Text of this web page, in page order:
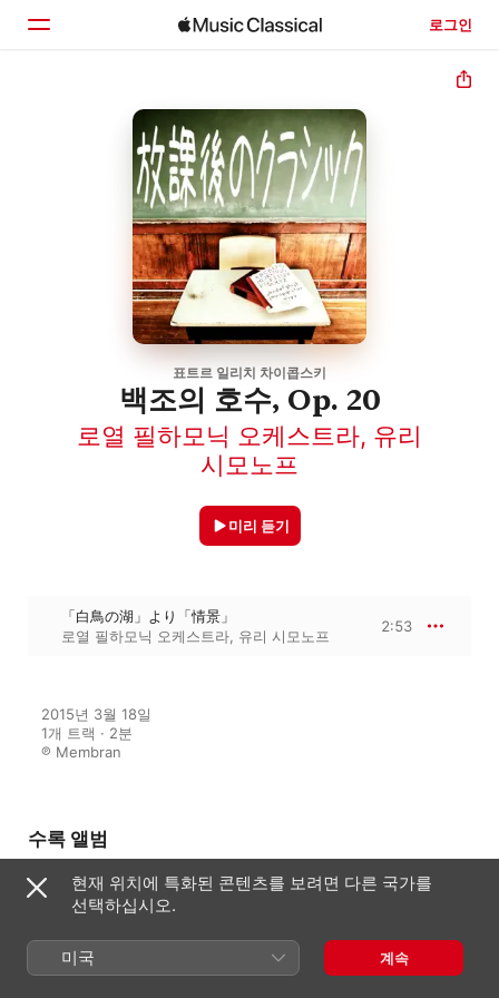
로그인
둘러보기
표트르 일리치 차이콥스키
백조의 호수, Op. 20
로열 필하모닉 오케스트라, 유리
시모노프
미리 듣기
「白鳥の湖」より「情景」
로열 필하모닉 오케스트라, 유리 시모노프
2:53
2015년 3월 18일
1개 트랙 · 2분
℗ Membran
수록 앨범
of School Days -
로열 필하모닉 오케스트라
현재 위치에 특화된 콘텐츠를 보려면 다른 국가를
선택하십시오.
미국 계속